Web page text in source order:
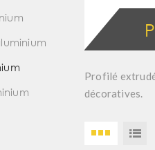
Profilé
décoratives.